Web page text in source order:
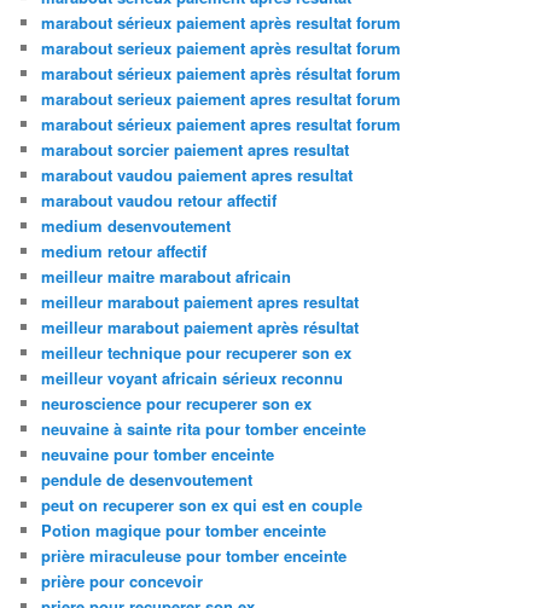
marabout sérieux paiement après resultat forum
marabout serieux paiement après resultat forum
marabout sérieux paiement après résultat forum
marabout serieux paiement apres resultat forum
marabout sérieux paiement apres resultat forum
marabout sorcier paiement apres resultat
marabout vaudou paiement apres resultat
marabout vaudou retour affectif
medium desenvoutement
medium retour affectif
meilleur maitre marabout africain
meilleur marabout paiement apres resultat
meilleur marabout paiement après résultat
meilleur technique pour recuperer son ex
meilleur voyant africain sérieux reconnu
neuroscience pour recuperer son ex
neuvaine à sainte rita pour tomber enceinte
neuvaine pour tomber enceinte
pendule de desenvoutement
peut on recuperer son ex qui est en couple
Potion magique pour tomber enceinte
prière miraculeuse pour tomber enceinte
prière pour concevoir